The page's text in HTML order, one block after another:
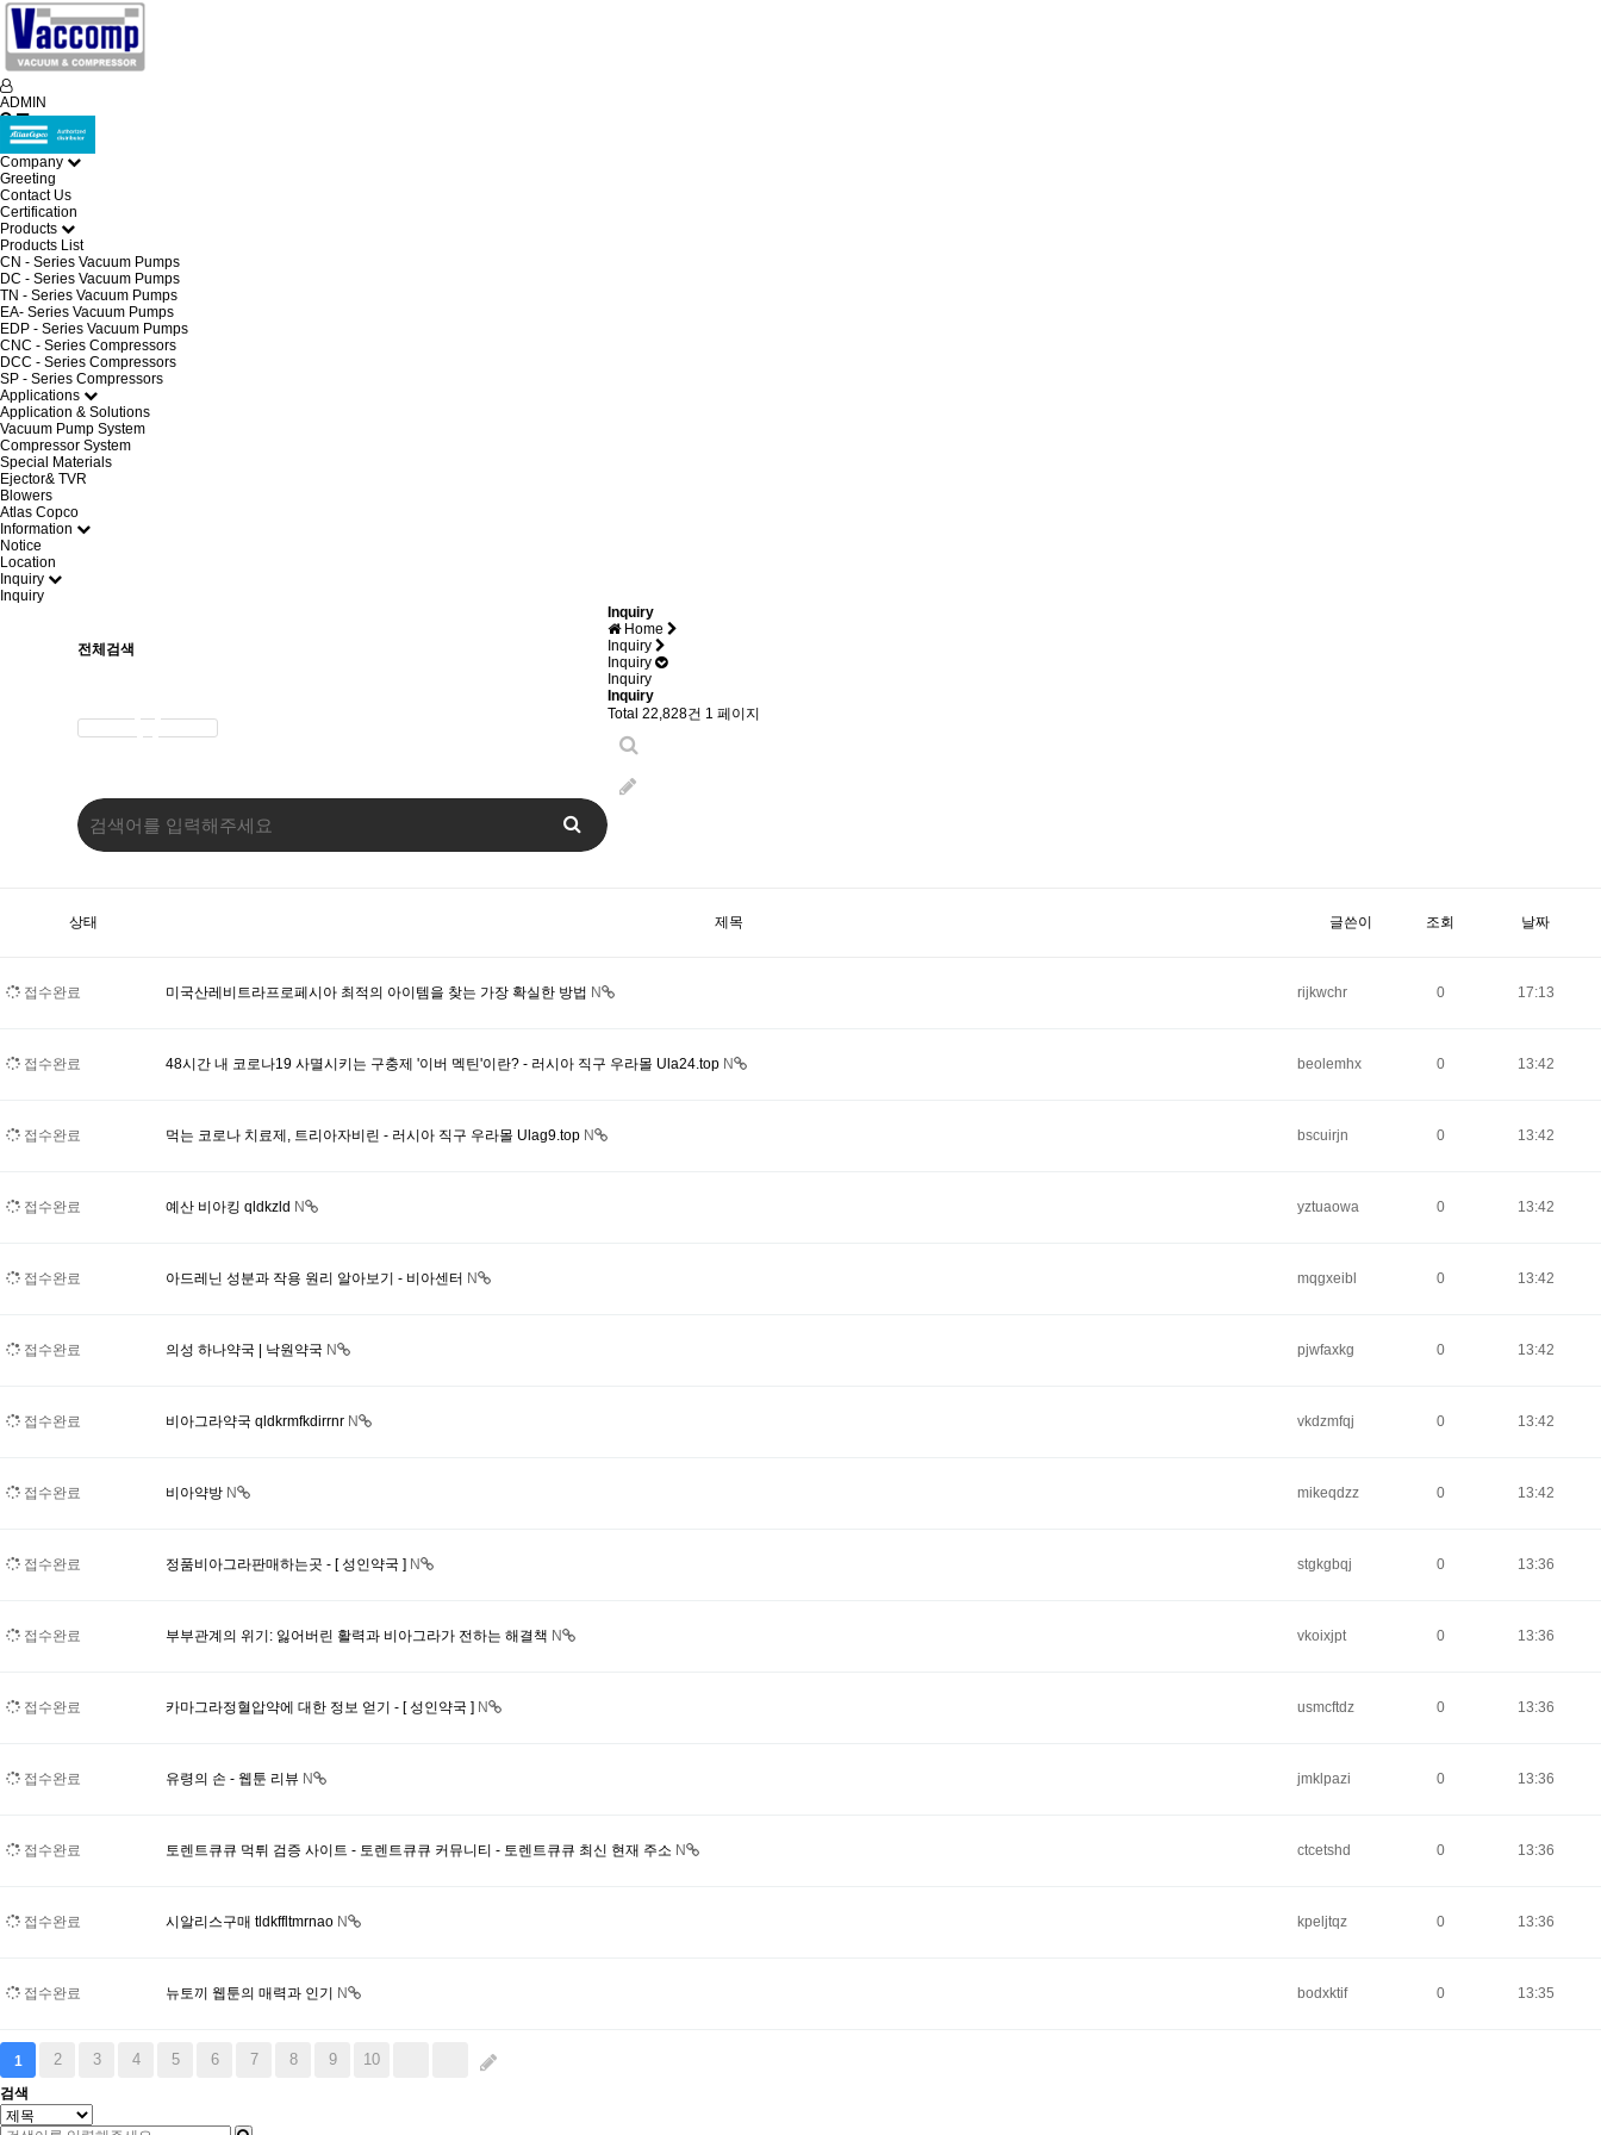
ADMIN
Company
Greeting
Contact Us
Certification
Products
Products List
CN - Series Vacuum Pumps
DC - Series Vacuum Pumps
TN - Series Vacuum Pumps
EA- Series Vacuum Pumps
EDP - Series Vacuum Pumps
CNC - Series Compressors
DCC - Series Compressors
SP - Series Compressors
Applications
Application & Solutions
Vacuum Pump System
Compressor System
Special Materials
Ejector& TVR
Blowers
Atlas Copco
Information
Notice
Location
Inquiry
Inquiry
전체검색
Inquiry
Home
Inquiry
Inquiry
Inquiry
Inquiry
Total 22,828건 1 페이지
상태 제목 글쓴이 조회 날짜
접수완료 미국산레비트라프로페시아 최적의 아이템을 찾는 가장 확실한 방법 N rijkwchr 0 17:13
접수완료 48시간 내 코로나19 사멸시키는 구충제 '이버 멕틴'이란? - 러시아 직구 우라몰 Ula24.top N beolemhx 0 13:42
접수완료 먹는 코로나 치료제, 트리아자비린 - 러시아 직구 우라몰 Ulag9.top N bscuirjn 0 13:42
접수완료 예산 비아킹 qldkzld N yztuaowa 0 13:42
접수완료 아드레닌 성분과 작용 원리 알아보기 - 비아센터 N mqgxeibl 0 13:42
접수완료 의성 하나약국 | 낙원약국 N pjwfaxkg 0 13:42
접수완료 비아그라약국 qldkrmfkdirrnr N vkdzmfqj 0 13:42
접수완료 비아약방 N mikeqdzz 0 13:42
접수완료 정품비아그라판매하는곳 - [ 성인약국 ] N stgkgbqj 0 13:36
접수완료 부부관계의 위기: 잃어버린 활력과 비아그라가 전하는 해결책 N vkoixjpt 0 13:36
접수완료 카마그라정혈압약에 대한 정보 얻기 - [ 성인약국 ] N usmcftdz 0 13:36
접수완료 유령의 손 - 웹툰 리뷰 N jmklpazi 0 13:36
접수완료 토렌트큐큐 먹튀 검증 사이트 - 토렌트큐큐 커뮤니티 - 토렌트큐큐 최신 현재 주소 N ctcetshd 0 13:36
접수완료 시알리스구매 tldkffltmrnao N kpeljtqz 0 13:36
접수완료 뉴토끼 웹툰의 매력과 인기 N bodxktif 0 13:35
1 2 3 4 5 6 7 8 9 10
검색